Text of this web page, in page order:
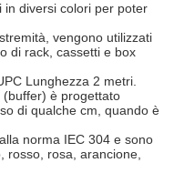
in diversi colori per poter
vengono utilizzati
di rack, cassetti e box
Lunghezza 2 metri.
(buffer) è progettato
di qualche cm, quando è
norma IEC 304 e sono
rosso, rosa, arancione,